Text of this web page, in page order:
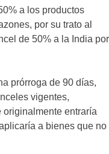
a los productos
por su trato al
de 50% a la India por
prórroga de 90 días,
vigentes,
originalmente entraría
a bienes que no